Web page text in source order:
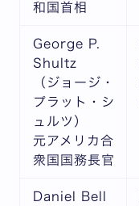
和国首相
George P.
Shultz
（ジョージ・
プラット・シ
ュルツ）
元アメリカ合
衆国国務長官
Daniel Bell